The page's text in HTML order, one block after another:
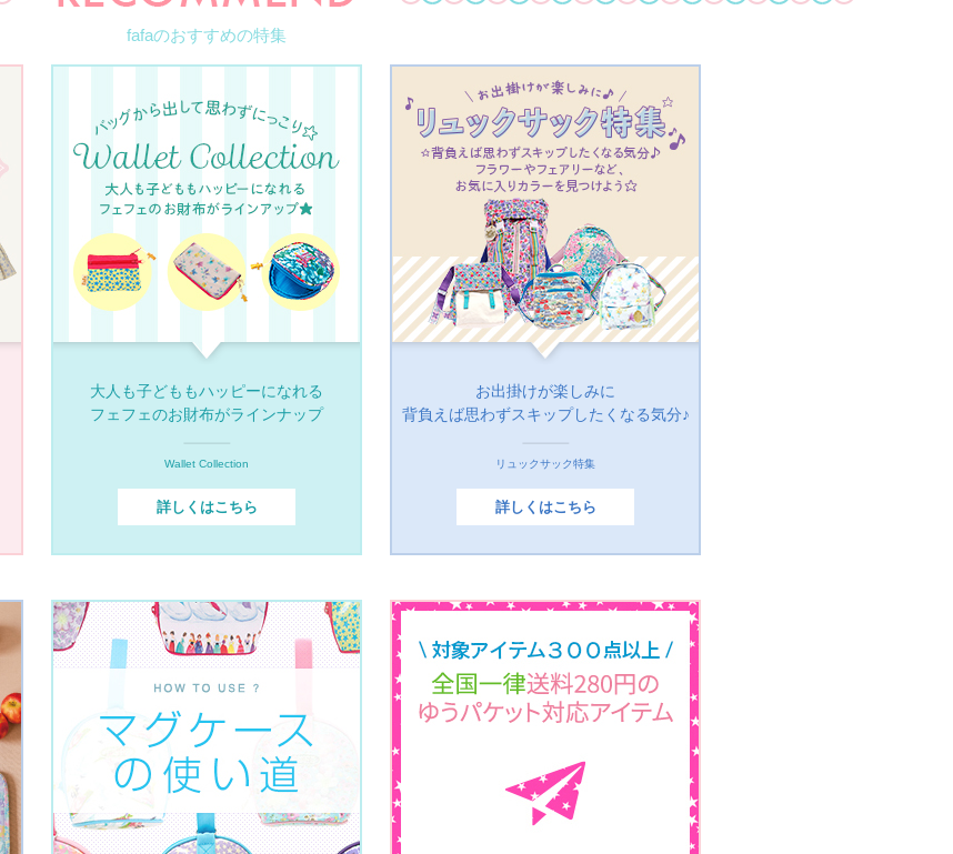
fafaのおすすめの特集
大人も子どももハッピーになれる
フェフェのお財布がラインナップ
Wallet Collection
詳しくはこちら
お出掛けが楽しみに
背負えば思わずスキップしたくなる気分♪
リュックサック特集
詳しくはこちら